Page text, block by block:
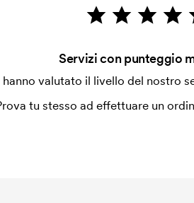
costo si applica anche se
Servizi con punteggio
valutato il livello del nostro
tu stesso ad effettuare un